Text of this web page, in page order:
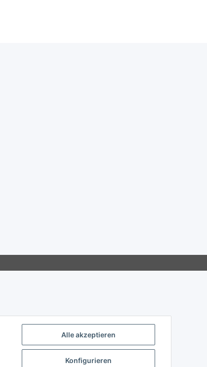
Alle akzeptieren
Konfigurieren